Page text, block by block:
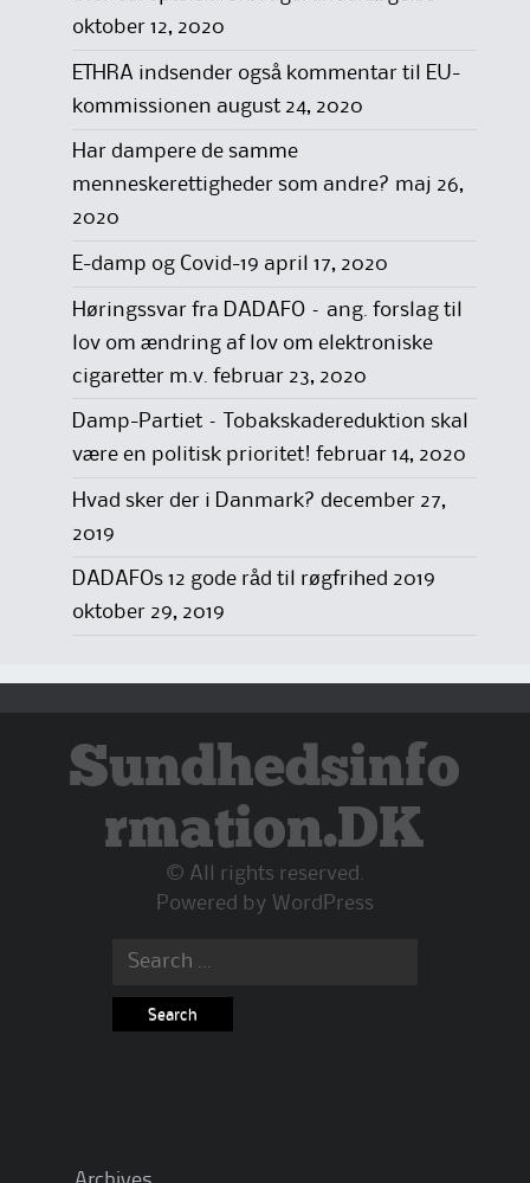
oktober 12, 2020
ETHRA indsender også kommentar til EU-
kommissionen august 24, 2020
Har dampere de samme
menneskerettigheder som andre? maj 26,
2020
E-damp og Covid-19 april 17, 2020
Høringssvar fra DADAFO – ang. forslag til
lov om ændring af lov om elektroniske
cigaretter m.v. februar 23, 2020
Damp-Partiet – Tobakskadereduktion skal
være en politisk prioritet! februar 14, 2020
Hvad sker der i Danmark? december 27,
2019
DADAFOs 12 gode råd til røgfrihed 2019
oktober 29, 2019
Sundhedsinfo
rmation.DK
© All rights reserved.
Powered by WordPress
Search